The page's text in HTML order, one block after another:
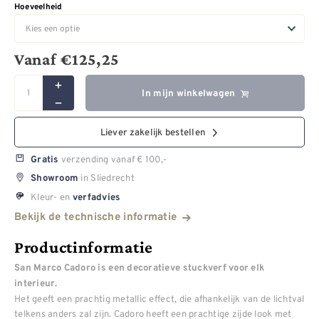
Hoeveelheid
Vanaf€125,25
In mijn winkelwagen
Liever zakelijk bestellen
Gratis verzending vanaf € 100,-
Showroom in Sliedrecht
Kleur- en verfadvies
Bekijk de technische informatie
Productinformatie
San Marco Cadoro is een decoratieve stuckverf voor elk
interieur.
Het geeft een prachtig metallic effect, die afhankelijk van de lichtval
telkens anders zal zijn. Cadoro heeft een prachtige zijde look met